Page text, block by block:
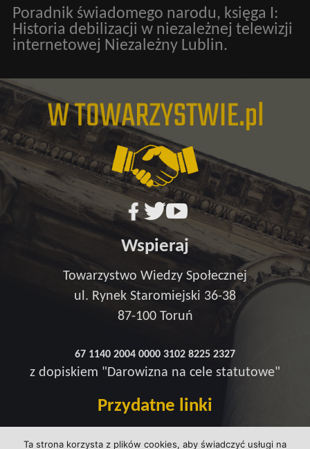
Poradnik świadomego narodu, księga I:
Historia debilizacji w niezależnej telewizji
internetowej Niezależny Lublin.
Ta strona korzysta z plików cookies, aby świadczyć usługi na
Wspieraj
Towarzystwo Wiedzy Społecznej
ul. Rynek Staromiejski 36-38
87-100 Toruń
67 1140 2004 0000 3102 8225 2327
z dopiskiem "Darowizna na cele statutowe"
Przydatne linki